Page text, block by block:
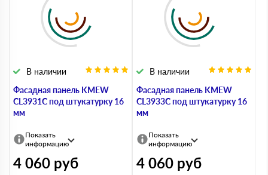
Фасадная панель KMEW
CL3931C под штукатурку 16
мм
В наличии
Показать
информацию
4 060 руб
Фасадная панель KMEW
CL3933C под штукатурку 16
мм
В наличии
Показать
информацию
4 060 руб